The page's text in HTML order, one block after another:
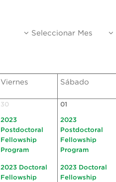
Seleccionar Mes
Viernes Sábado
30
2023
Postdoctoral
Fellowship
Program
2023 Doctoral
Fellowship
01
2023
Postdoctoral
Fellowship
Program
2023 Doctoral
Fellowship